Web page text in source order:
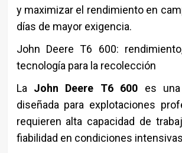
y maximizar el rendimiento en
días de mayor exigencia.
John Deere T6 600:
tecnología para la recolección
La John Deere T6 600 es una
diseñada para explotaciones
requieren alta capacidad de
fiabilidad en condiciones